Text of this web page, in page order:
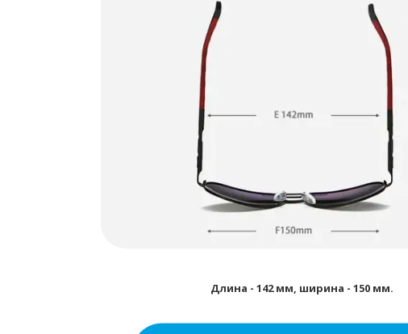
Длина - 142 мм, ширина - 150 мм.